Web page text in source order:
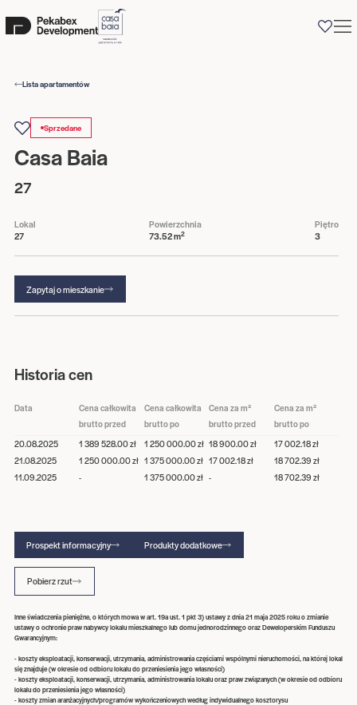
0
Lista apartamentów
Sprzedane
Casa Baia
27
Lokal
27
Powierzchnia
73.52 m2
Piętro
3
Zapytaj o mieszkanie
Historia cen
Data
Cena całkowita
brutto przed
Cena całkowita
brutto po
Cena za m²
brutto przed
Cena za m²
brutto po
20.08.2025
1 389 528.00 zł 1 250 000.00 zł 18 900.00 zł
17 002.18 zł
21.08.2025
1 250 000.00 zł 1 375 000.00 zł 17 002.18 zł
18 702.39 zł
11.09.2025
- 1 375 000.00 zł - 18 702.39 zł
Prospekt informacyjny Produkty dodatkowe
Pobierz rzut
Inne świadczenia pieniężne, o których mowa w art. 19a ust. 1 pkt 3) ustawy z dnia 21 maja 2025 roku o zmianie
ustawy o ochronie praw nabywcy lokalu mieszkalnego lub domu jednorodzinnego oraz Deweloperskim Funduszu
Gwarancyjnym:
- koszty eksploatacji, konserwacji, utrzymania, administrowania częściami wspólnymi nieruchomości, na której lokal
się znajduje (w okresie od odbioru lokalu do przeniesienia jego własności)
- koszty eksploatacji, konserwacji, utrzymania, administrowania lokalu oraz praw związanych (w okresie od odbioru
lokalu do przeniesienia jego własności)
- koszty zmian aranżacyjnych/programów wykończeniowych według indywidualnego kosztorysu